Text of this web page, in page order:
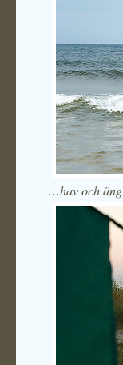
…hav och äng